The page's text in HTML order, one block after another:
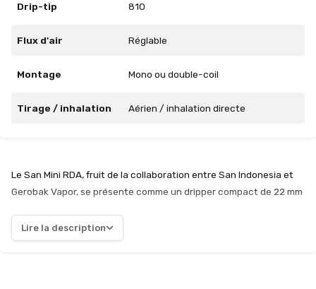
Drip-tip 810
Flux d'air Réglable
Montage Mono ou double-coil
Tirage / inhalation Aérien / inhalation directe
Le San Mini RDA, fruit de la collaboration entre San Indonesia et
Gerobak Vapor, se présente comme un dripper compact de 22 mm
inoxydable assure non seulement une durabilité remarquable,
mais également une esthétique raffinée qui plaira aux vapoteurs
Lire la description